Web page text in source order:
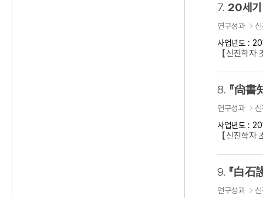
7. 20세기
연구성과
사업년도 :
【신진학
8. 『尙書
연구성과
사업년도 :
【신진학
9. 『白石
연구성과